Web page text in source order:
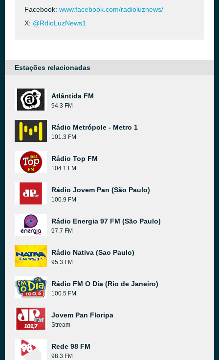
Facebook: www.facebook.com/radioluznews/
X: @RdioLuzNews1
Estações relacionadas
Atlântida FM
94.3 FM
Rádio Metrópole - Metro 1
101.3 FM
Rádio Top FM
104.1 FM
Rádio Jovem Pan (São Paulo)
100.9 FM
Rádio Energia 97 FM (São Paulo)
97.7 FM
Rádio Nativa (Sao Paulo)
95.3 FM
Rádio FM O Dia (Rio de Janeiro)
100.5 FM
Jovem Pan Floripa
Stream
Rede 98 FM
98.3 FM